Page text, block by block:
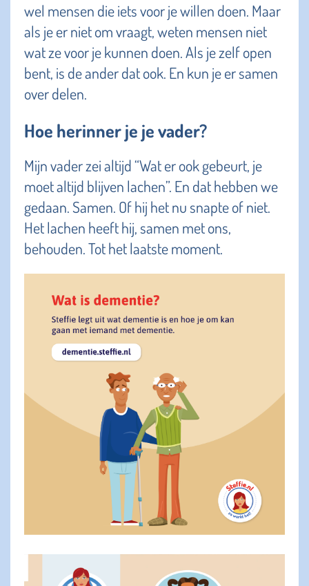
wel mensen die iets voor je willen doen. Maar
als je er niet om vraagt, weten mensen niet
wat ze voor je kunnen doen. Als je zelf open
bent, is de ander dat ook. En kun je er samen
over delen.
Hoe herinner je je vader?
Mijn vader zei altijd “Wat er ook gebeurt, je
moet altijd blijven lachen”. En dat hebben we
gedaan. Samen. Of hij het nu snapte of niet.
Het lachen heeft hij, samen met ons,
behouden. Tot het laatste moment.